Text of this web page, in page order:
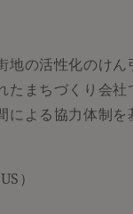
地の活性化のけ
たまちづくり会
よる協力体制
）